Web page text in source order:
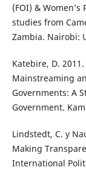
(FOI) &
studies from
Zambia. Nairobi:
Katebire, D.
Mainstreaming
Governments: A
Government.
Lindstedt, C. y
Making
International